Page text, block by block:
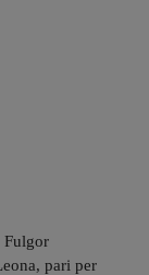
Fulgor
pari per